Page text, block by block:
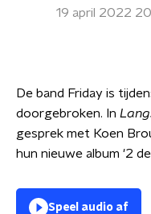
19 april 2022
De band Friday is
doorgebroken. In
gesprek met Koen
hun nieuwe album '2
Speel audio af